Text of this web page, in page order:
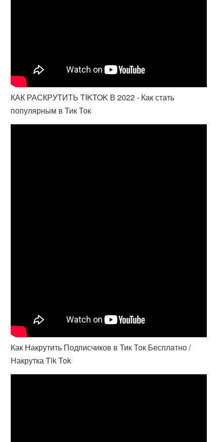
КАК РАСКРУТИТЬ TIKTOK В 2022 - Как стать
популярным в Тик Ток
Как Накрутить Подписчиков в Тик Ток Бесплатно /
Накрутка Tik Tok